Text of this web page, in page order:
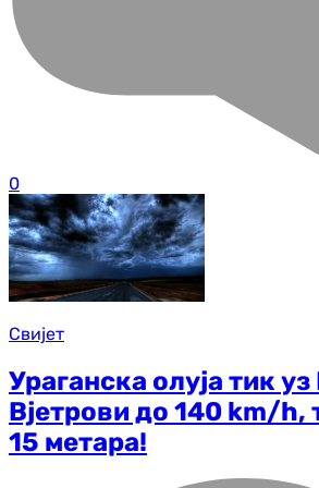
0
Свијет
Ураганска олуја тик
Вјетрови до 140 km/h,
15 метара!